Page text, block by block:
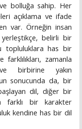
bolluğa sahip. Her
açıklama ve ifade
var. Örneğin insan
belirli bir
topluluklara has bir
zamanla
birbirine yakın
sonucunda da, bir
dil, diğer bir
farklı bir karakter
kendine has bir dil